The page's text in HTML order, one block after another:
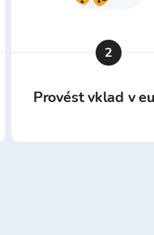
2
Provést vklad v